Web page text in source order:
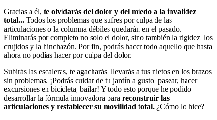
Gracias a él, te olvidarás del dolor y del miedo a la invalidez
total... Todos los problemas que sufres por culpa de las
articulaciones o la columna débiles quedarán en el pasado.
Eliminarás por completo no solo el dolor, sino también la rigidez, los
crujidos y la hinchazón. Por fin, podrás hacer todo aquello que hasta
ahora no podías hacer por culpa del dolor.
Subirás las escaleras, te agacharás, llevarás a tus nietos en los brazos
sin problemas. ¡Podrás cuidar de tu jardín a gusto, pasear, hacer
excursiones en bicicleta, bailar! Y todo esto porque he podido
desarrollar la fórmula innovadora para reconstruir las
articulaciones y restablecer su movilidad total. ¿Cómo lo hice?